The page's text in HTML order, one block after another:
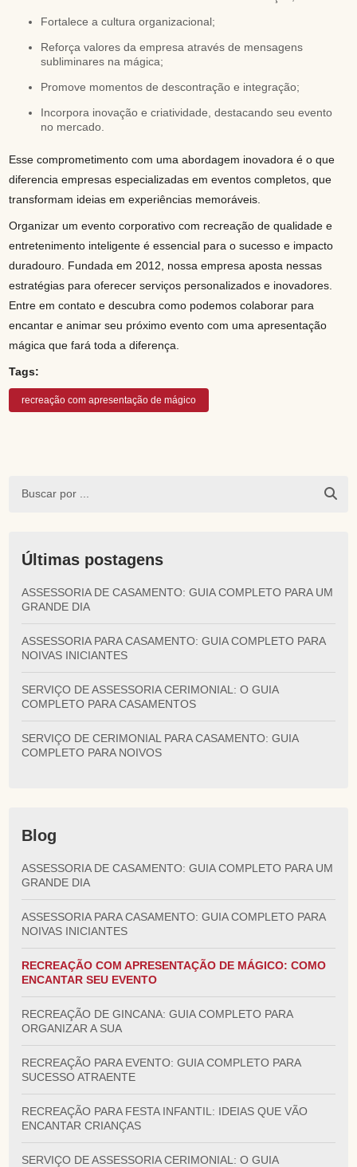
Fortalece a cultura organizacional;
Reforça valores da empresa através de mensagens
subliminares na mágica;
Promove momentos de descontração e integração;
Incorpora inovação e criatividade, destacando seu evento
no mercado.
Esse comprometimento com uma abordagem inovadora é o que
diferencia empresas especializadas em eventos completos, que
transformam ideias em experiências memoráveis.
Organizar um evento corporativo com recreação de qualidade e
entretenimento inteligente é essencial para o sucesso e impacto
duradouro. Fundada em 2012, nossa empresa aposta nessas
estratégias para oferecer serviços personalizados e inovadores.
Entre em contato e descubra como podemos colaborar para
encantar e animar seu próximo evento com uma apresentação
mágica que fará toda a diferença.
Tags:
recreação com apresentação de mágico
Últimas postagens
ASSESSORIA DE CASAMENTO: GUIA COMPLETO PARA UM
GRANDE DIA
ASSESSORIA PARA CASAMENTO: GUIA COMPLETO PARA
NOIVAS INICIANTES
SERVIÇO DE ASSESSORIA CERIMONIAL: O GUIA
COMPLETO PARA CASAMENTOS
SERVIÇO DE CERIMONIAL PARA CASAMENTO: GUIA
COMPLETO PARA NOIVOS
Blog
ASSESSORIA DE CASAMENTO: GUIA COMPLETO PARA UM
GRANDE DIA
ASSESSORIA PARA CASAMENTO: GUIA COMPLETO PARA
NOIVAS INICIANTES
RECREAÇÃO COM APRESENTAÇÃO DE MÁGICO: COMO
ENCANTAR SEU EVENTO
RECREAÇÃO DE GINCANA: GUIA COMPLETO PARA
ORGANIZAR A SUA
RECREAÇÃO PARA EVENTO: GUIA COMPLETO PARA
SUCESSO ATRAENTE
RECREAÇÃO PARA FESTA INFANTIL: IDEIAS QUE VÃO
ENCANTAR CRIANÇAS
SERVIÇO DE ASSESSORIA CERIMONIAL: O GUIA